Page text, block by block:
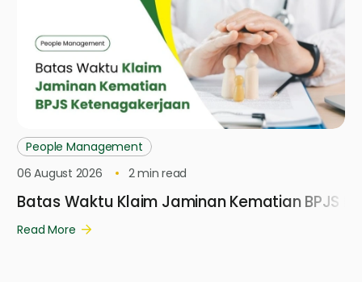
People Management
06 August 2026
2min read
Batas Waktu Klaim Jaminan Kematian BPJS
Read More